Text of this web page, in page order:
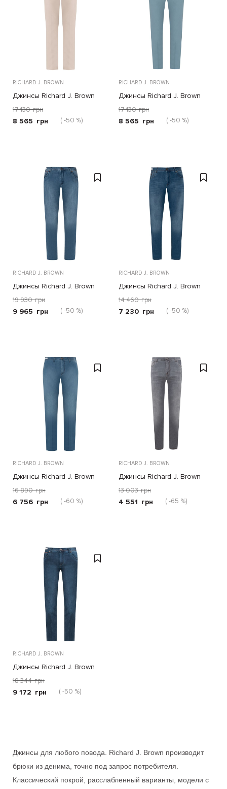
RICHARD J. BROWN
Джинсы Richard J. Brown
бежевые
17 130 грн
8 565 грн ( -50 %)
RICHARD J. BROWN
Джинсы Richard J. Brown
голубые
17 130 грн
8 565 грн ( -50 %)
RICHARD J. BROWN
Джинсы Richard J. Brown
голубые
19 930 грн
9 965 грн ( -50 %)
RICHARD J. BROWN
Джинсы Richard J. Brown
голубые
14 460 грн
7 230 грн ( -50 %)
RICHARD J. BROWN
Джинсы Richard J. Brown
голубые
16 890 грн
6 756 грн ( -60 %)
RICHARD J. BROWN
Джинсы Richard J. Brown
серые
13 003 грн
4 551 грн ( -65 %)
RICHARD J. BROWN
Джинсы Richard J. Brown
синие
18 344 грн
9 172 грн ( -50 %)
Джинсы для любого повода. Richard J. Brown производит
брюки из денима, точно под запрос потребителя.
Классический покрой, расслабленный варианты, модели с